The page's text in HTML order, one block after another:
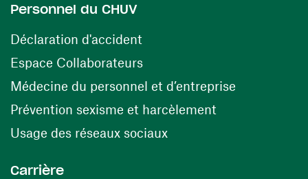
Personnel du CHUV
Déclaration d'accident
Espace Collaborateurs(ouvre une nouvelle fenêtre)
Médecine du personnel et d’entreprise
Prévention sexisme et harcèlement
Usage des réseaux sociaux(ouvre une nouvelle
Carrière